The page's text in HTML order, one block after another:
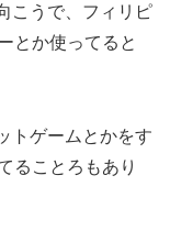
こうで、フィリピ
とか使ってると
トゲームとかをす
ることろもあり